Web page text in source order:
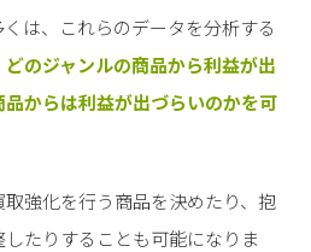
は、これらのデータを分析する
どのジャンルの商品から利益が出
からは利益が出づらいのかを可
強化を行う商品を決めたり、抱
たりすることも可能になりま